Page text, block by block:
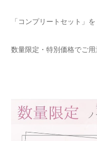
「コンプリートセット」を
数量限定・特別価格でご用